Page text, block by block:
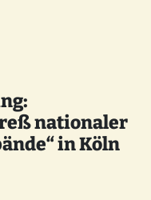
nationaler
in Köln